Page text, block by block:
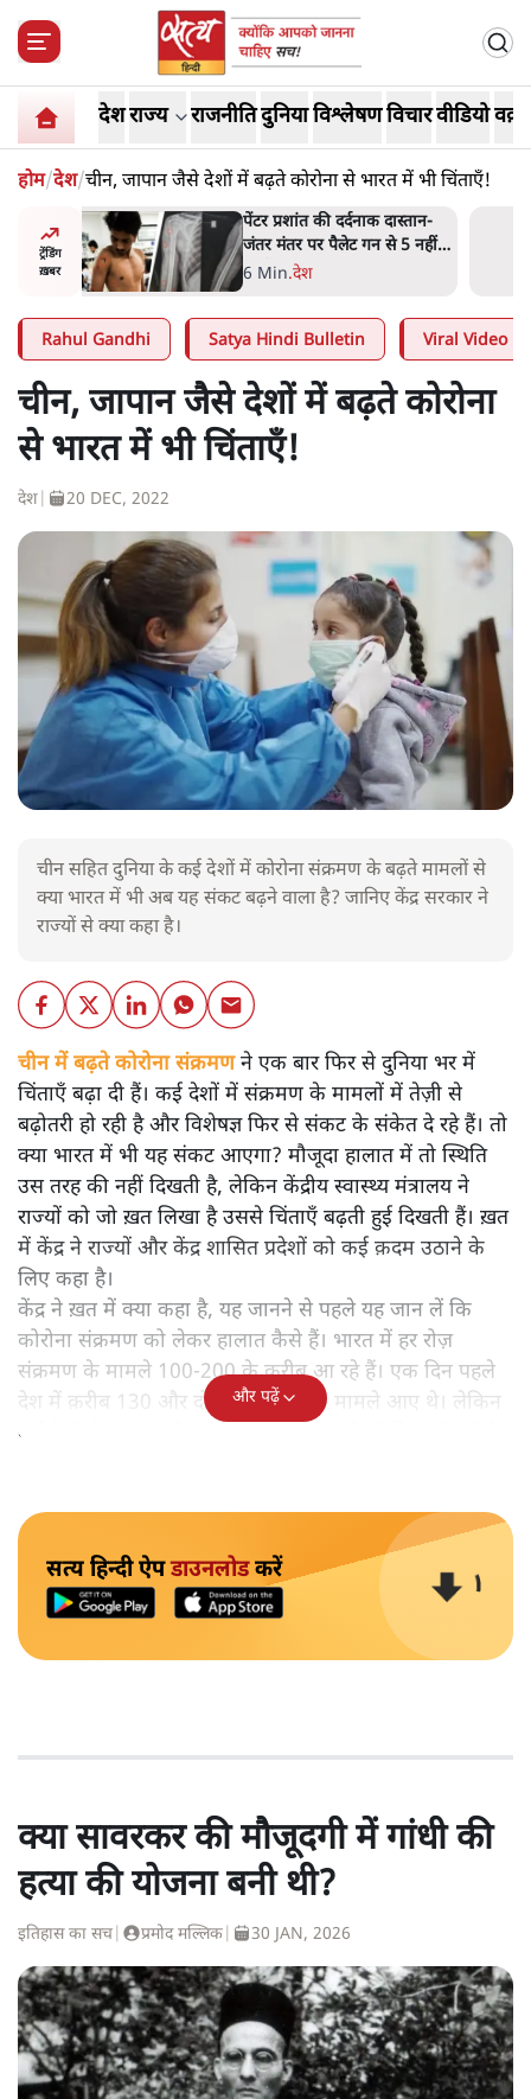
देशराज्य राजनीतिदुनियाविश्लेषणविचारवीडियो
होम/देश/चीन, जापान जैसे देशों में बढ़ते कोरोना से भारत में भी चिंताएँ!
ट्रेंडिंग
ख़बर
5 नहीं,
'अमित शाह के संसद में आने पर
विचार करे सरकार': राज्यसभा
सभापति ने केंद्र से कहा
5 Min.देश
Rahul Gandhi Satya Hindi Bulletin Viral Video
चीन, जापान जैसे देशों में बढ़ते कोरोना
से भारत में भी चिंताएँ!
देश 20 DEC, 2022
चीन सहित दुनिया के कई देशों में कोरोना संक्रमण के बढ़ते मामलों से
क्या भारत में भी अब यह संकट बढ़ने वाला है? जानिए केंद्र सरकार ने
राज्यों से क्या कहा है।
चीन में बढ़ते कोरोना संक्रमणने एक बार फिर से दुनिया भर में
चिंताएँ बढ़ा दी हैं। कई देशों में संक्रमण के मामलों में तेज़ी से
बढ़ोतरी हो रही है और विशेषज्ञ फिर से संकट के संकेत दे रहे हैं। तो
क्या भारत में भी यह संकट आएगा? मौजूदा हालात में तो स्थिति
उस तरह की नहीं दिखती है, लेकिन केंद्रीय स्वास्थ्य मंत्रालय ने
राज्यों को जो ख़त लिखा है उससे चिंताएँ बढ़ती हुई दिखती हैं। ख़त
में केंद्र ने राज्यों और केंद्र शासित प्रदेशों को कई क़दम उठाने के
लिए कहा है।
केंद्र ने ख़त में क्या कहा है, यह जानने से पहले यह जान लें कि
कोरोना संक्रमण को लेकर हालात कैसे हैं। भारत में हर रोज़
संक्रमण के मामले 100-200 के क़रीब आ रहे हैं। एक दिन पहले
देश में क़रीब 130 और दो दिन पहले 150 मामले आए थे। लेकिन
कई देशों में संक्रमण के मामलों में तेज़ी से बढ़ोतरी दिख भी रही है।
और पढ़ें
सत्य हिन्दी ऐपडाउनलोडकरें
क्या सावरकर की मौजूदगी में गांधी की
हत्या की योजना बनी थी?
इतिहास का सच प्रमोद मल्लिक 30 JAN, 2026